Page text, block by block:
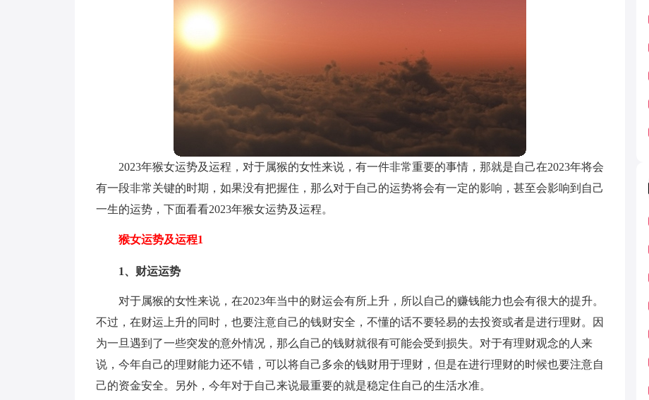
2023年猴女运势及运程，对于属猴的女性来说，有一件非常重要的事情，那就是自己在2023年将会
有一段非常关键的时期，如果没有把握住，那么对于自己的运势将会有一定的影响，甚至会影响到自己
一生的运势，下面看看2023年猴女运势及运程。
猴女运势及运程1
1、财运运势
对于属猴的女性来说，在2023年当中的财运会有所上升，所以自己的赚钱能力也会有很大的提升。
不过，在财运上升的同时，也要注意自己的钱财安全，不懂的话不要轻易的去投资或者是进行理财。因
为一旦遇到了一些突发的意外情况，那么自己的钱财就很有可能会受到损失。对于有理财观念的人来
说，今年自己的理财能力还不错，可以将自己多余的钱财用于理财，但是在进行理财的时候也要注意自
己的资金安全。另外，今年对于自己来说最重要的就是稳定住自己的生活水准。